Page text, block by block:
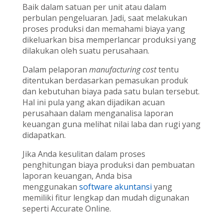
Baik dalam satuan per unit atau dalam
perbulan pengeluaran. Jadi, saat melakukan
proses produksi dan memahami biaya yang
dikeluarkan bisa memperlancar produksi yang
dilakukan oleh suatu perusahaan.
Dalam pelaporan manufacturing costtentu
ditentukan berdasarkan pemasukan produk
dan kebutuhan biaya pada satu bulan tersebut.
Hal ini pula yang akan dijadikan acuan
perusahaan dalam menganalisa laporan
keuangan guna melihat nilai laba dan rugi yang
didapatkan.
Jika Anda kesulitan dalam proses
penghitungan biaya produksi dan pembuatan
laporan keuangan, Anda bisa
menggunakan software akuntansi yang
memiliki fitur lengkap dan mudah digunakan
seperti Accurate Online.